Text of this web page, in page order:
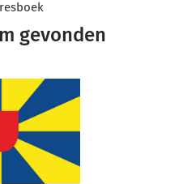
gevonden